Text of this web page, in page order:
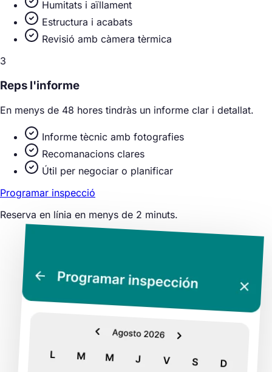
Humitats i aïllament
Estructura i acabats
Revisió amb càmera tèrmica
3
Reps l'informe
En menys de 48 hores tindràs un informe clar i detallat.
Informe tècnic amb fotografies
Recomanacions clares
Útil per negociar o planificar
Programar inspecció
Reserva en línia en menys de 2 minuts.